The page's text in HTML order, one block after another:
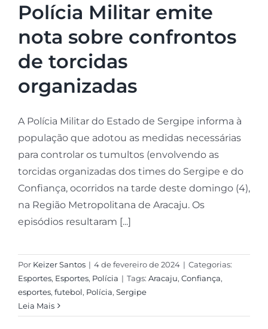
Polícia Militar emite
nota sobre confrontos
de torcidas
organizadas
A Polícia Militar do Estado de Sergipe informa à
população que adotou as medidas necessárias
para controlar os tumultos (envolvendo as
torcidas organizadas dos times do Sergipe e do
Confiança, ocorridos na tarde deste domingo (4),
na Região Metropolitana de Aracaju. Os
episódios resultaram [...]
Por Keizer Santos | 4 de fevereiro de 2024 | Categorias:
Esportes, Esportes, Polícia | Tags: Aracaju, Confiança,
esportes, futebol, Polícia, Sergipe
Leia Mais